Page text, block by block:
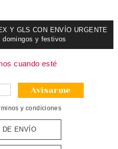
Y GLS CON ENVÍO URGENTE
y festivos
cuando esté
Avisarme
y condiciones
DE ENVÍO